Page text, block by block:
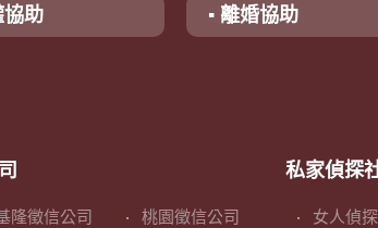
協助 ▪ 離婚協助
隆徵信公司 桃園徵信公司
私家偵探
女人偵